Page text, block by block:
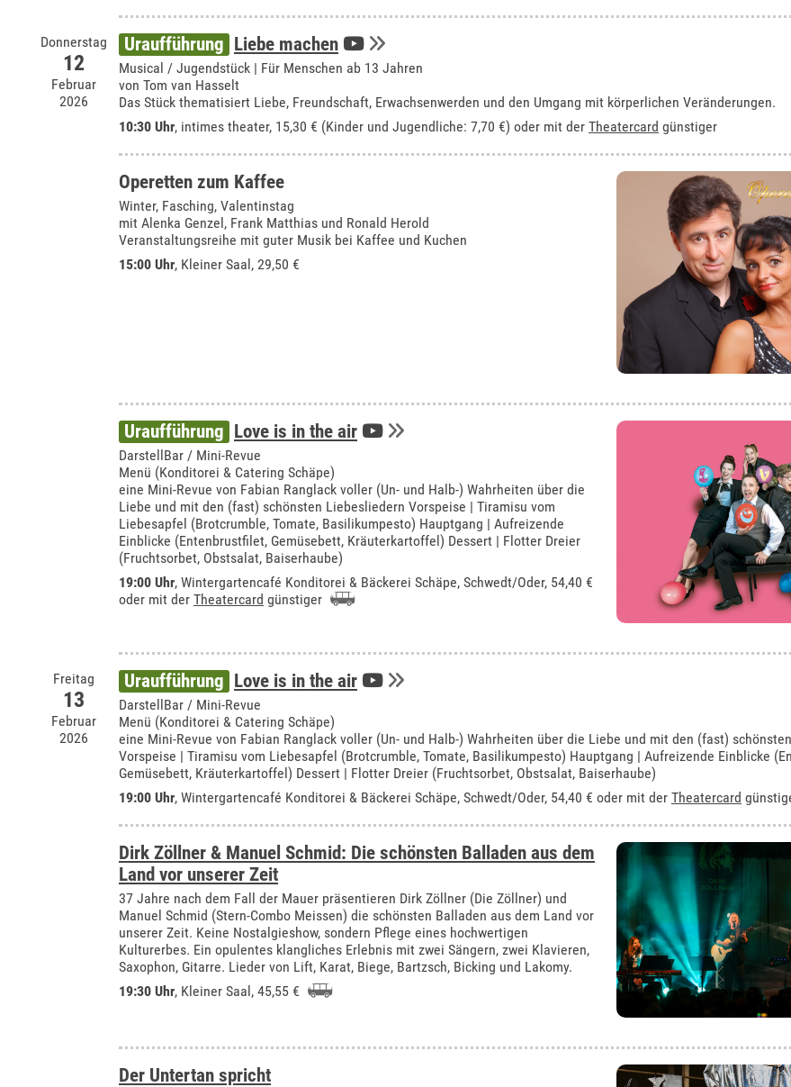
Donnerstag
12
Februar
2026
Uraufführung Liebe machen
Musical / Jugendstück | Für Menschen ab 13 Jahren
von Tom van Hasselt
Das Stück thematisiert Liebe, Freundschaft, Erwachsenwerden und den Umgang mit körperlichen Veränderungen.
10:30 Uhr, intimes theater, 15,30 € (Kinder und Jugendliche: 7,70 €) oder mit der Theatercard günstiger
Operetten zum Kaffee
Winter, Fasching, Valentinstag
mit Alenka Genzel, Frank Matthias und Ronald Herold
Veranstaltungsreihe mit guter Musik bei Kaffee und Kuchen
15:00 Uhr, Kleiner Saal, 29,50 €
Uraufführung Love is in the air
DarstellBar / Mini-Revue
Menü (Konditorei & Catering Schäpe)
eine Mini-Revue von Fabian Ranglack voller (Un- und Halb-) Wahrheiten über die
Liebe und mit den (fast) schönsten Liebesliedern Vorspeise | Tiramisu vom
Liebesapfel (Brotcrumble, Tomate, Basilikumpesto) Hauptgang | Aufreizende
Einblicke (Entenbrustfilet, Gemüsebett, Kräuterkartoffel) Dessert | Flotter Dreier
(Fruchtsorbet, Obstsalat, Baiserhaube)
19:00 Uhr, Wintergartencafé Konditorei & Bäckerei Schäpe, Schwedt/Oder, 54,40 €
oder mit der Theatercard günstiger
Freitag
13
Februar
2026
Uraufführung Love is in the air
DarstellBar / Mini-Revue
Menü (Konditorei & Catering Schäpe)
eine Mini-Revue von Fabian Ranglack voller (Un- und Halb-) Wahrheiten über die Liebe und mit den (fast)
Vorspeise | Tiramisu vom Liebesapfel (Brotcrumble, Tomate, Basilikumpesto) Hauptgang | Aufreizende Einblicke
Gemüsebett, Kräuterkartoffel) Dessert | Flotter Dreier (Fruchtsorbet, Obstsalat, Baiserhaube)
19:00 Uhr, Wintergartencafé Konditorei & Bäckerei Schäpe, Schwedt/Oder, 54,40 € oder mit der Theatercard
Dirk Zöllner & Manuel Schmid: Die schönsten Balladen aus dem
Land vor unserer Zeit
37 Jahre nach dem Fall der Mauer präsentieren Dirk Zöllner (Die Zöllner) und
Manuel Schmid (Stern-Combo Meissen) die schönsten Balladen aus dem Land vor
unserer Zeit. Keine Nostalgieshow, sondern Pflege eines hochwertigen
Kulturerbes. Ein opulentes klangliches Erlebnis mit zwei Sängern, zwei Klavieren,
Saxophon, Gitarre. Lieder von Lift, Karat, Biege, Bartzsch, Bicking und Lakomy.
19:30 Uhr, Kleiner Saal, 45,55 €
Der Untertan spricht